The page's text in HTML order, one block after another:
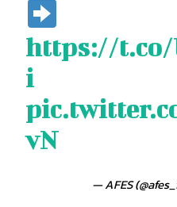
https://t.co/
i
vN
— AFES